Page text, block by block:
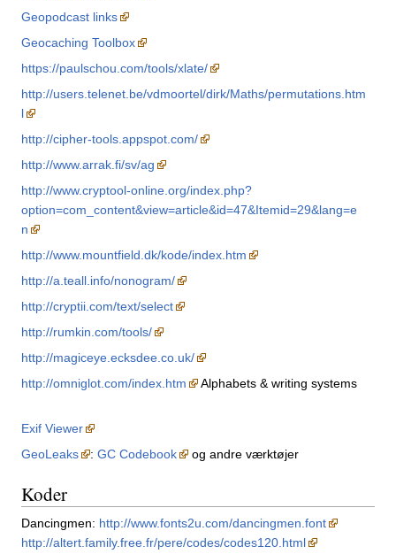
Geopodcast links
Geocaching Toolbox
https://paulschou.com/tools/xlate/
http://users.telenet.be/vdmoortel/dirk/Maths/permutations.htm
l
http://cipher-tools.appspot.com/
http://www.arrak.fi/sv/ag
http://www.cryptool-online.org/index.php?
option=com_content&view=article&id=47&Itemid=29&lang=e
n
http://www.mountfield.dk/kode/index.htm
http://a.teall.info/nonogram/
http://cryptii.com/text/select
http://rumkin.com/tools/
http://magiceye.ecksdee.co.uk/
http://omniglot.com/index.htm
Alphabets & writing systems
Exif Viewer
GeoLeaks
: GC Codebook og andre værktøjer
Koder
Dancingmen: http://www.fonts2u.com/dancingmen.font
http://altert.family.free.fr/pere/codes/codes120.html